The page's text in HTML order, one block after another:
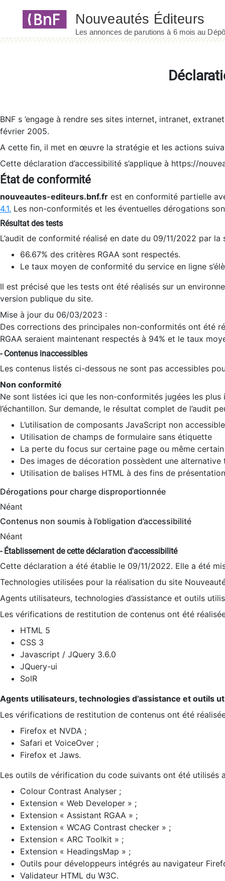
BNF s ’engage à rendre ses sites internet, intranet,
février 2005.
A cette fin, il met en œuvre la stratégie et les actions
Cette déclaration d’accessibilité s’applique à https://
État de conformité
nouveautes-editeurs.bnf.fr est en conformité partielle
4.1. Les non-conformités et les éventuelles dérogations
Résultat des tests
L’audit de conformité réalisé en date du 09/11/2022 par
66.67% des critères RGAA sont respectés.
Le taux moyen de conformité du service en ligne
Il est précisé que les tests ont été réalisés sur un
version publique du site.
Mise à jour du 06/03/2023 :
Des corrections des principales non-conformités ont été
RGAA seraient maintenant respectés à 94% et le taux
- Contenus inaccessibles
Les contenus listés ci-dessous ne sont pas accessibles
Non conformité
Ne sont listées ici que les non-conformités jugées les
l’échantillon. Sur demande, le résultat complet de l’audit
L’utilisation de composants JavaScript non
Utilisation de champs de formulaire sans étiquette
La perte du focus sur certaine page ou même
Des images de décoration possèdent une alternative
Utilisation de balises HTML à des fins de
Dérogations pour charge disproportionnée
Néant
Contenus non soumis à l’obligation d’accessibilité
Néant
- Établissement de cette déclaration d'accessibilité
Cette déclaration a été établie le 09/11/2022. Elle a été
Technologies utilisées pour la réalisation du site
Agents utilisateurs, technologies d’assistance et outils
Les vérifications de restitution de contenus ont été
HTML 5
CSS 3
Javascript / JQuery 3.6.0
JQuery-ui
SolR
Agents utilisateurs, technologies d’assistance et outils
Les vérifications de restitution de contenus ont été
Firefox et NVDA ;
Safari et VoiceOver ;
Firefox et Jaws.
Les outils de vérification du code suivants ont été utilisés
Colour Contrast Analyser ;
Extension « Web Developer » ;
Extension « Assistant RGAA » ;
Extension « WCAG Contrast checker » ;
Extension « ARC Toolkit » ;
Extension « HeadingsMap » ;
Outils pour développeurs intégrés au navigateur
Validateur HTML du W3C.